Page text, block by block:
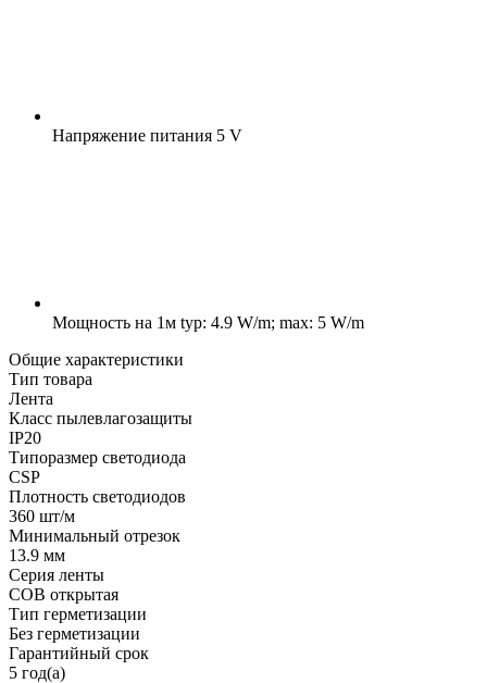
Напряжение питания 5 V
Мощность на 1м typ: 4.9 W/m; max: 5 W/m
Общие характеристики
Тип товара
Лента
Класс пылевлагозащиты
IP20
Типоразмер светодиода
CSP
Плотность светодиодов
360 шт/м
Минимальный отрезок
13.9 мм
Серия ленты
COB открытая
Тип герметизации
Без герметизации
Гарантийный срок
5 год(а)